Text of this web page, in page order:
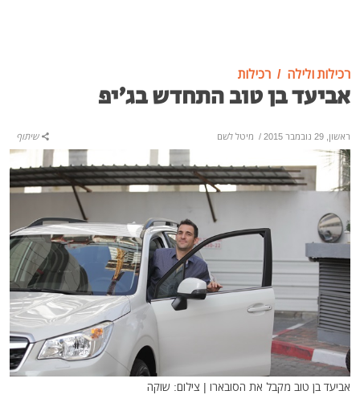
רכילות ולילה רכילות
אביעד בן טוב התחדש בג'יפ
ראשון, 29 נובמבר 2015 / מיטל לשם שיתוף
אביעד בן טוב מקבל את הסובארו | צילום: שוקה